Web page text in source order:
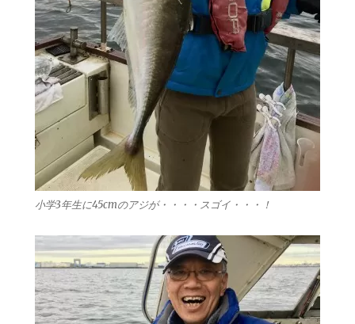
小学3年生に45cmのアジが・・・・スゴイ・・・！